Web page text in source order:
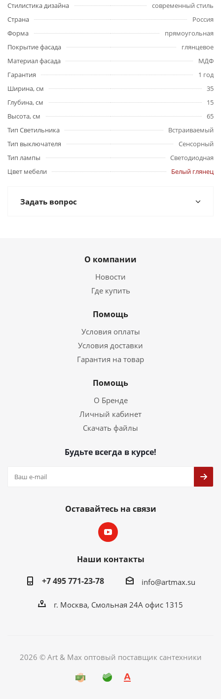
Стилистика дизайна
современный стиль
Страна
Россия
Форма
прямоугольная
Покрытие фасада
глянцевое
Материал фасада
МДФ
Гарантия
1 год
Ширина, см
35
Глубина, см
15
Высота, см
65
Тип Светильника
Встраиваемый
Тип выключателя
Сенсорный
Тип лампы
Светодиодная
Цвет мебели
Белый глянец
Задать вопрос
О компании
Новости
Где купить
Помощь
Условия оплаты
Условия доставки
Гарантия на товар
Помощь
О Бренде
Личный кабинет
Скачать файлы
Будьте всегда в курсе!
Оставайтесь на связи
Наши контакты
+7 495 771-23-78
info@artmax.su
г. Москва, Смольная 24А офис 1315
2026 © Art & Max оптовый поставщик сантехники